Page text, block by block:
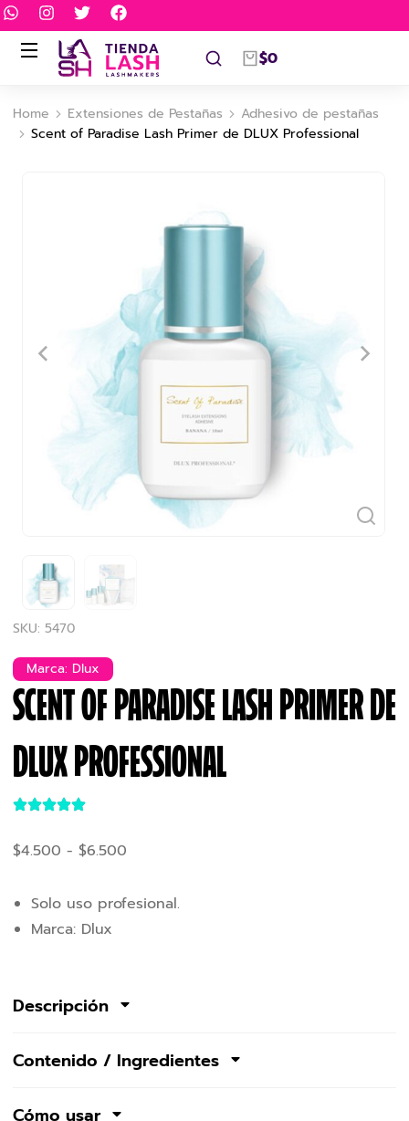
$0
You are here:
Home Extensiones de Pestañas
Adhesivo de pestañas
Scent of Paradise Lash Primer de DLUX Professional
SKU: 5470
Marca: Dlux
SCENT OF PARADISE LASH PRIMER DE
DLUX PROFESSIONAL
$4.500 - $6.500
Solo uso profesional.
Marca: Dlux
Descripción
Contenido / Ingredientes
Cómo usar